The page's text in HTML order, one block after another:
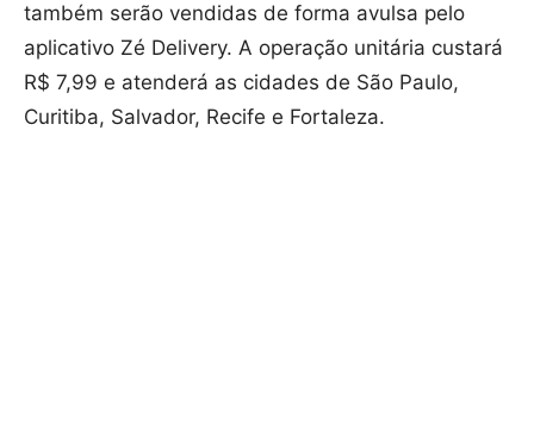
também serão vendidas de forma avulsa pelo
aplicativo Zé Delivery. A operação unitária custará
R$ 7,99 e atenderá as cidades de São Paulo,
Curitiba, Salvador, Recife e Fortaleza.